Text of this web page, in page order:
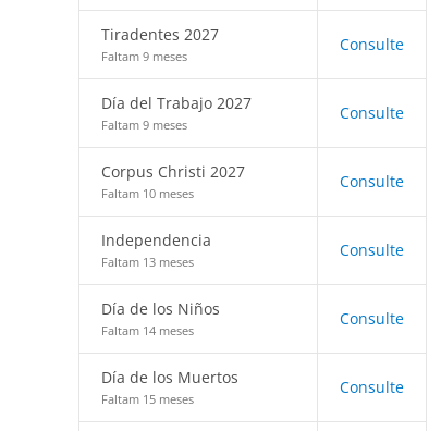
Tiradentes 2027
Faltam 9 meses
Consulte
Día del Trabajo 2027
Faltam 9 meses
Consulte
Corpus Christi 2027
Faltam 10 meses
Consulte
Independencia
Faltam 13 meses
Consulte
Día de los Niños
Faltam 14 meses
Consulte
Día de los Muertos
Faltam 15 meses
Consulte